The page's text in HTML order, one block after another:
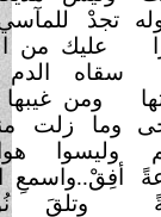
مواجعا
رؤى... ونوازعا
فأورق يانعا
تقض المضاجعا
الفأل فاقعا
الطوابعا
إن كنت سامعا
زوابعا